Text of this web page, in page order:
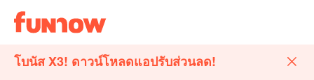
โบนัส X3! ดาวน์โหลดแอปรับส่วนลด!